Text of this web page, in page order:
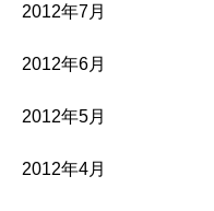
2012年7月
2012年6月
2012年5月
2012年4月